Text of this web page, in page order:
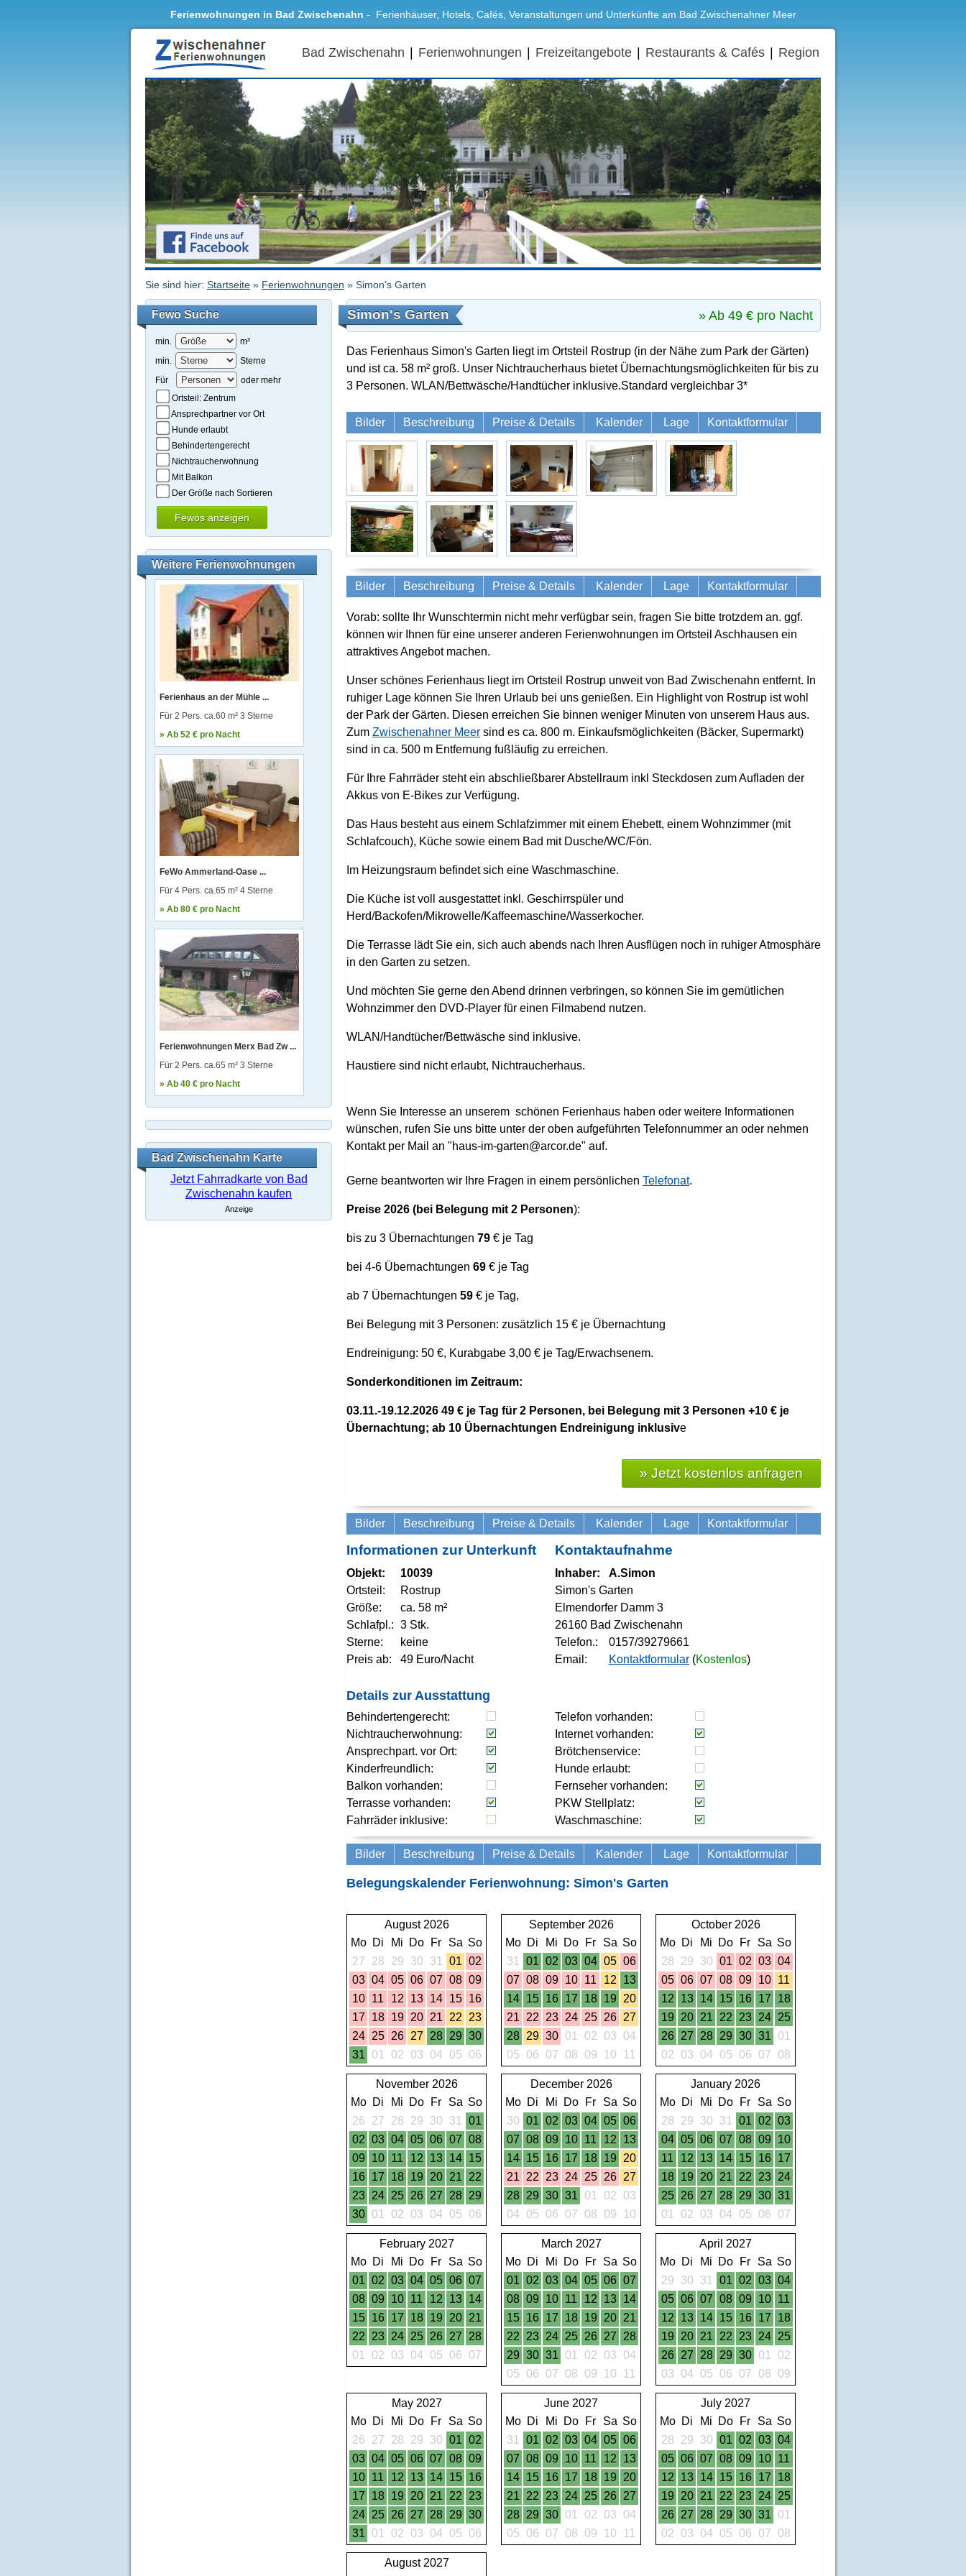
Ferienwohnungen in Bad Zwischenahn - Ferienhäuser, Hotels, Cafés, Veranstaltungen und Unterkünfte am Bad Zwischenahner Meer
Bad Zwischenahn | Ferienwohnungen | Freizeitangebote | Restaurants & Cafés | Region
Sie sind hier: Startseite » Ferienwohnungen » Simon's Garten
Simon's Garten » Ab 49 € pro Nacht
Das Ferienhaus Simon's Garten liegt im Ortsteil Rostrup (in der Nähe zum Park der Gärten)
und ist ca. 58 m² groß. Unser Nichtraucherhaus bietet Übernachtungsmöglichkeiten für bis zu
3 Personen. WLAN/Bettwäsche/Handtücher inklusive.Standard vergleichbar 3*
Bilder Beschreibung Preise & Details Kalender Lage Kontaktformular
Bilder Beschreibung Preise & Details Kalender Lage Kontaktformular
Vorab: sollte Ihr Wunschtermin nicht mehr verfügbar sein, fragen Sie bitte trotzdem an. ggf.
können wir Ihnen für eine unserer anderen Ferienwohnungen im Ortsteil Aschhausen ein
attraktives Angebot machen.
Unser schönes Ferienhaus liegt im Ortsteil Rostrup unweit von Bad Zwischenahn entfernt. In
ruhiger Lage können Sie Ihren Urlaub bei uns genießen. Ein Highlight von Rostrup ist wohl
der Park der Gärten. Diesen erreichen Sie binnen weniger Minuten von unserem Haus aus.
Zum Zwischenahner Meer sind es ca. 800 m. Einkaufsmöglichkeiten (Bäcker, Supermarkt)
sind in ca. 500 m Entfernung fußläufig zu erreichen.
Für Ihre Fahrräder steht ein abschließbarer Abstellraum inkl Steckdosen zum Aufladen der
Akkus von E-Bikes zur Verfügung.
Das Haus besteht aus einem Schlafzimmer mit einem Ehebett, einem Wohnzimmer (mit
Schlafcouch), Küche sowie einem Bad mit Dusche/WC/Fön.
Im Heizungsraum befindet sich eine Waschmaschine.
Die Küche ist voll ausgestattet inkl. Geschirrspüler und
Herd/Backofen/Mikrowelle/Kaffeemaschine/Wasserkocher.
Die Terrasse lädt Sie ein, sich auch abends nach Ihren Ausflügen noch in ruhiger Atmosphäre
in den Garten zu setzen.
Und möchten Sie gerne den Abend drinnen verbringen, so können Sie im gemütlichen
Wohnzimmer den DVD-Player für einen Filmabend nutzen.
WLAN/Handtücher/Bettwäsche sind inklusive.
Haustiere sind nicht erlaubt, Nichtraucherhaus.
Wenn Sie Interesse an unserem schönen Ferienhaus haben oder weitere Informationen
wünschen, rufen Sie uns bitte unter der oben aufgeführten Telefonnummer an oder nehmen
Kontakt per Mail an "haus-im-garten@arcor.de" auf.
Gerne beantworten wir Ihre Fragen in einem persönlichen Telefonat.
Preise 2026 (bei Belegung mit 2 Personen):
bis zu 3 Übernachtungen 79 € je Tag
bei 4-6 Übernachtungen 69 € je Tag
ab 7 Übernachtungen 59 € je Tag,
Bei Belegung mit 3 Personen: zusätzlich 15 € je Übernachtung
Endreinigung: 50 €, Kurabgabe 3,00 € je Tag/Erwachsenem.
Sonderkonditionen im Zeitraum:
03.11.-19.12.2026 49 € je Tag für 2 Personen, bei Belegung mit 3 Personen +10 € je
Übernachtung; ab 10 Übernachtungen Endreinigung inklusive
» Jetzt kostenlos anfragen
Bilder Beschreibung Preise & Details Kalender Lage Kontaktformular
Informationen zur Unterkunft
Objekt:
10039
Ortsteil:
Rostrup
Größe:
ca. 58 m²
Schlafpl.: 3 Stk.
Sterne:
keine
Preis ab:
49 Euro/Nacht
Kontaktaufnahme
Inhaber:
A.Simon
Simon's Garten
Elmendorfer Damm 3
26160 Bad Zwischenahn
Telefon.:
0157/39279661
Email:
Kontaktformular (Kostenlos)
Details zur Ausstattung
Behindertengerecht:
Nichtraucherwohnung:
Ansprechpart. vor Ort:
Kinderfreundlich:
Balkon vorhanden:
Terrasse vorhanden:
Fahrräder inklusive:
Telefon vorhanden:
Internet vorhanden:
Brötchenservice:
Hunde erlaubt:
Fernseher vorhanden:
PKW Stellplatz:
Waschmaschine:
Bilder Beschreibung Preise & Details Kalender Lage Kontaktformular
Belegungskalender Ferienwohnung: Simon's Garten
August 2026
Mo
Di Mi Do Fr Sa So
27
28 29 30 31 01 02
03 04 05 06 07 08 09
10
11 12 13 14 15
16
17
18 19 20 21 22
23
24
25 26 27 28 29 30
31
01 02 03 04 05 06
September 2026
Mo
Di Mi Do Fr Sa So
31
01 02 03 04 05 06
07 08 09 10 11 12
13
14
15 16 17 18 19
20
21
22 23 24 25 26
27
28
29 30 01 02 03
04
05
06 07 08 09 10 11
October 2026
Mo
Di Mi Do Fr Sa So
28
29 30 01 02 03 04
05 06 07 08 09 10
11
12
13 14 15 16 17
18
19
20 21 22 23 24
25
26
27 28 29 30 31
01
02
03 04 05 06 07 08
November 2026
Mo
Di Mi Do Fr Sa So
26
27 28 29 30 31
01
02 03 04 05 06 07 08
09
10 11 12 13 14
15
16
17 18 19 20 21
22
23
24 25 26 27 28
29
30
01 02 03 04 05 06
December 2026
Mo
Di Mi Do Fr Sa So
30 01 02 03 04 05 06
07 08 09 10 11 12
13
14
15 16 17 18 19
20
21
22 23 24 25 26
27
28
29 30 31 01 02
03
04
05 06 07 08 09 10
January 2026
Mo
Di Mi Do Fr Sa So
28
29 30 31 01 02 03
04 05 06 07 08 09
10
11
12 13 14 15 16
17
18
19 20 21 22 23
24
25
26 27 28 29 30 31
01
02 03 04 05 06 07
February 2027
Mo
Di Mi Do Fr Sa So
01 02 03 04 05 06 07
08 09 10 11 12 13
14
15
16 17 18 19 20
21
22
23 24 25 26 27
28
01
02 03 04 05 06 07
March 2027
Mo
Di Mi Do Fr Sa So
01 02 03 04 05 06 07
08 09 10 11 12 13
14
15
16 17 18 19 20
21
22
23 24 25 26 27
28
29 30 31 01 02 03
04
05
06 07 08 09 10 11
April 2027
Mo
Di Mi Do Fr Sa So
29
30 31 01 02 03 04
05 06 07 08 09 10
11
12
13 14 15 16 17
18
19
20 21 22 23 24
25
26
27 28 29 30 01
02
03
04 05 06 07 08 09
May 2027
Mo
Di Mi Do Fr Sa So
26
27 28 29 30 01 02
03 04 05 06 07 08 09
10
11 12 13 14 15
16
17
18 19 20 21 22
23
24
25 26 27 28 29 30
31
01 02 03 04 05 06
June 2027
Mo
Di Mi Do Fr Sa So
31
01 02 03 04 05 06
07 08 09 10 11 12
13
14
15 16 17 18 19
20
21
22 23 24 25 26
27
28
29 30 01 02 03
04
05
06 07 08 09 10 11
July 2027
Mo
Di Mi Do Fr Sa So
28
29 30 01 02 03 04
05 06 07 08 09 10
11
12
13 14 15 16 17
18
19
20 21 22 23 24
25
26
27 28 29 30 31
01
02
03 04 05 06 07 08
August 2027
Fewo Suche
min.
m²
min.
Sterne
Für
oder mehr
Ortsteil: Zentrum
Ansprechpartner vor Ort
Hunde erlaubt
Behindertengerecht
Nichtraucherwohnung
Mit Balkon
Der Größe nach Sortieren
Weitere Ferienwohnungen
Ferienhaus an der Mühle ...
Für 2 Pers. ca.60 m² 3 Sterne
» Ab 52 € pro Nacht
FeWo Ammerland-Oase ...
Für 4 Pers. ca.65 m² 4 Sterne
» Ab 80 € pro Nacht
Ferienwohnungen Merx Bad Zw ...
Für 2 Pers. ca.65 m² 3 Sterne
» Ab 40 € pro Nacht
Bad Zwischenahn Karte
Jetzt Fahrradkarte von Bad
Zwischenahn kaufen
Anzeige